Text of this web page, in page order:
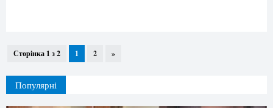
Сторінка 1 з 2 1 2 »
Популярні